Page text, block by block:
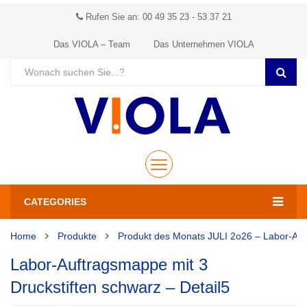
Rufen Sie an: 00 49 35 23 - 53 37 21
Das VIOLA – Team Das Unternehmen VIOLA
CATEGORIES
Home Produkte Produkt des Monats JULI 2o26 – Labor-
Labor-Auftragsmappe mit 3
Druckstiften schwarz – Detail5